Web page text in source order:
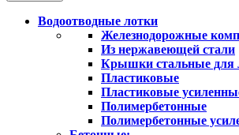
Водоотводные лотки
Железнодорожные
Из нержавеющей стали
Крышки стальные для
Пластиковые
Пластиковые
Полимербетонные
Полимербетонные